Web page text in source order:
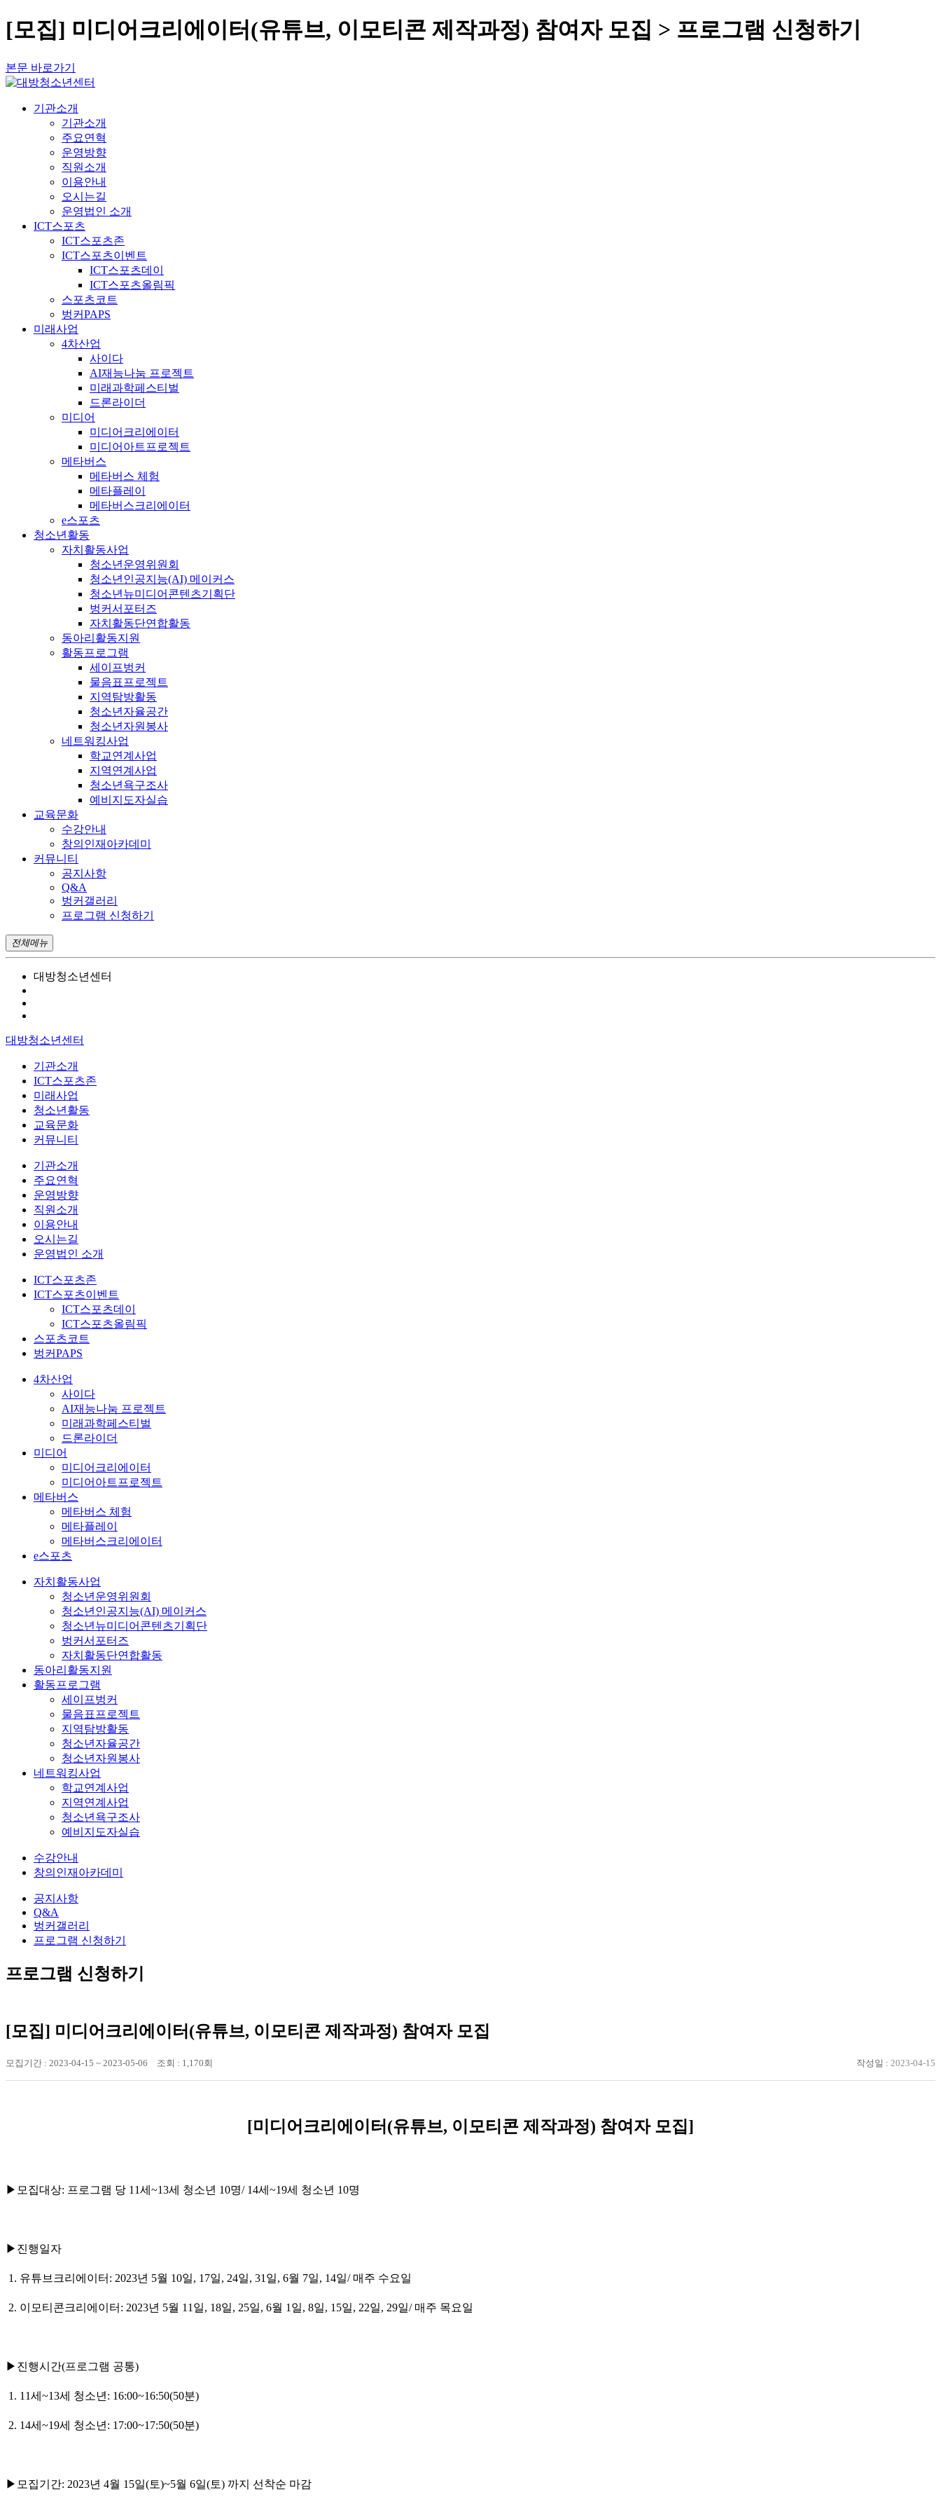
[모집] 미디어크리에이터(유튜브, 이모티콘 제작과정) 참여자 모집 > 프로그램 신청하기
본문 바로가기
기관소개
기관소개
주요연혁
운영방향
직원소개
이용안내
오시는길
운영법인 소개
ICT스포츠
ICT스포츠존
ICT스포츠이벤트
ICT스포츠데이
ICT스포츠올림픽
스포츠코트
벙커PAPS
미래사업
4차산업
사이다
AI재능나눔 프로젝트
미래과학페스티벌
드론라이더
미디어
미디어크리에이터
미디어아트프로젝트
메타버스
메타버스 체험
메타플레이
메타버스크리에이터
e스포츠
청소년활동
자치활동사업
청소년운영위원회
청소년인공지능(AI) 메이커스
청소년뉴미디어콘텐츠기획단
벙커서포터즈
자치활동단연합활동
동아리활동지원
활동프로그램
세이프벙커
물음표프로젝트
지역탐방활동
청소년자율공간
청소년자원봉사
네트워킹사업
학교연계사업
지역연계사업
청소년욕구조사
예비지도자실습
교육문화
수강안내
창의인재아카데미
커뮤니티
공지사항
Q&A
벙커갤러리
프로그램 신청하기
전체메뉴
대방청소년센터
대방청소년센터
기관소개
ICT스포츠존
미래사업
청소년활동
교육문화
커뮤니티
기관소개
주요연혁
운영방향
직원소개
이용안내
오시는길
운영법인 소개
ICT스포츠존
ICT스포츠이벤트
ICT스포츠데이
ICT스포츠올림픽
스포츠코트
벙커PAPS
4차산업
사이다
AI재능나눔 프로젝트
미래과학페스티벌
드론라이더
미디어
미디어크리에이터
미디어아트프로젝트
메타버스
메타버스 체험
메타플레이
메타버스크리에이터
e스포츠
자치활동사업
청소년운영위원회
청소년인공지능(AI) 메이커스
청소년뉴미디어콘텐츠기획단
벙커서포터즈
자치활동단연합활동
동아리활동지원
활동프로그램
세이프벙커
물음표프로젝트
지역탐방활동
청소년자율공간
청소년자원봉사
네트워킹사업
학교연계사업
지역연계사업
청소년욕구조사
예비지도자실습
수강안내
창의인재아카데미
공지사항
Q&A
벙커갤러리
프로그램 신청하기
프로그램 신청하기
[모집] 미디어크리에이터(유튜브, 이모티콘 제작과정) 참여자 모집
모집기간 : 2023-04-15 ~ 2023-05-06 조회 : 1,170회 작성일 : 2023-04-15
[미디어크리에이터(유튜브, 이모티콘 제작과정) 참여자 모집]
▶모집대상: 프로그램 당 11세~13세 청소년 10명/ 14세~19세 청소년 10명
▶진행일자
1. 유튜브크리에이터: 2023년 5월 10일, 17일, 24일, 31일, 6월 7일, 14일/ 매주 수요일
2. 이모티콘크리에이터: 2023년 5월 11일, 18일, 25일, 6월 1일, 8일, 15일, 22일, 29일/ 매주 목요일
▶진행시간(프로그램 공통)
1. 11세~13세 청소년: 16:00~16:50(50분)
2. 14세~19세 청소년: 17:00~17:50(50분)
▶모집기간: 2023년 4월 15일(토)~5월 6일(토) 까지 선착순 마감